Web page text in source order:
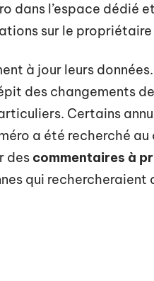
dans l’espace dédié
sur le propriétaire
à jour leurs
des changements
Certains
a été recherché au
des commentaires à
qui rechercheraient